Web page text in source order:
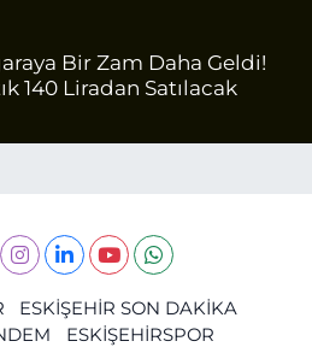
Bir Zam Daha Geldi!
140 Liradan Satılacak
ESKİŞEHİR SON DAKİKA
ESKİŞEHİRSPOR